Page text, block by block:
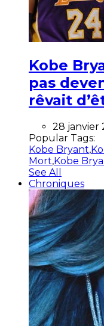
Kobe
pas
rêvait
28 janvier
Popular Tags:
Kobe Bryant,
Mort,Kobe
See All
Chroniques